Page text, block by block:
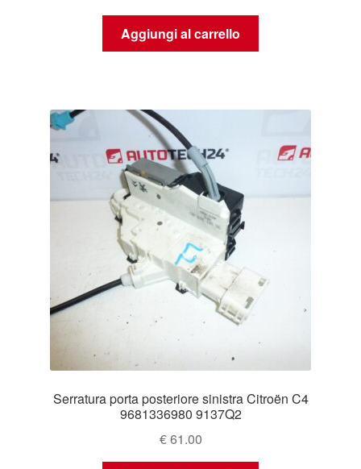
Aggiungi al carrello
Serratura porta posteriore sinistra Citroën C4
9681336980 9137Q2
€61.00